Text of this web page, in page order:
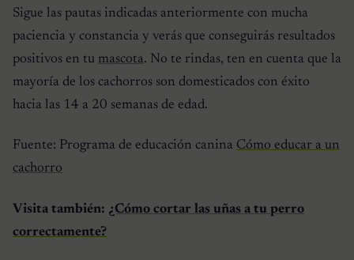
Sigue las pautas indicadas anteriormente con mucha
paciencia y constancia y verás que conseguirás resultados
positivos en tu mascota. No te rindas, ten en cuenta que la
mayoría de los cachorros son domesticados con éxito
hacia las 14 a 20 semanas de edad.
Fuente: Programa de educación canina Cómo educar a un
cachorro
Visita también: ¿Cómo cortar las uñas a tu perro
correctamente?